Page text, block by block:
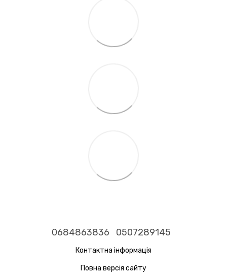
0684863836 0507289145
Контактна інформація
Повна версія сайту